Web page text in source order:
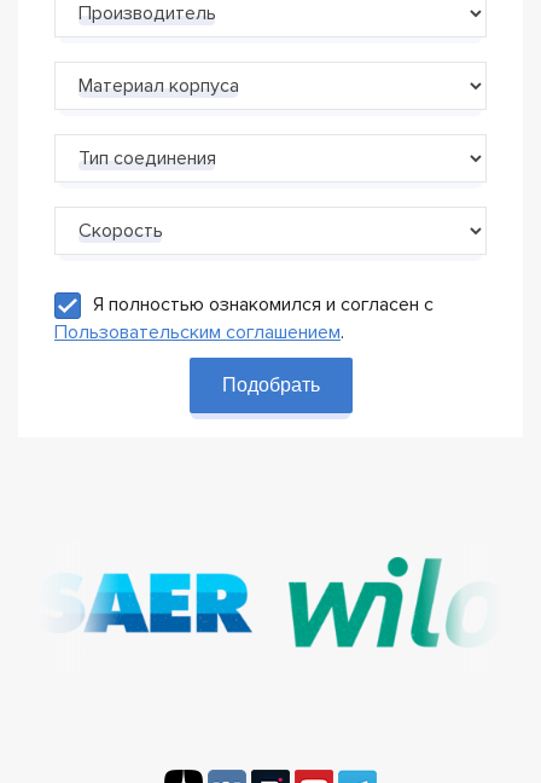
Производитель
Материал корпуса
Тип соединения
Скорость
Я полностью ознакомился и согласен с
Пользовательским соглашением.
Подобрать